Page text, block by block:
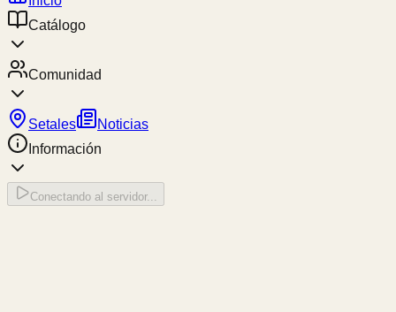
Catálogo
Comunidad
Setales
Noticias
Información
Conectando al servidor...